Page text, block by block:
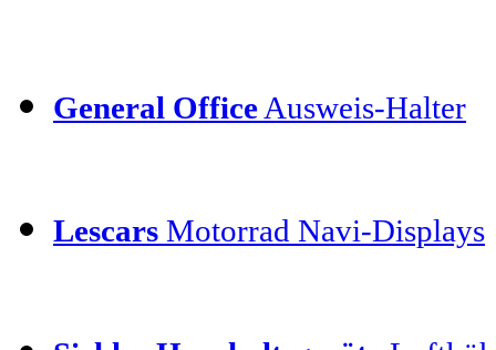
General Office Ausweis-Halter
Lescars Motorrad Navi-Displays